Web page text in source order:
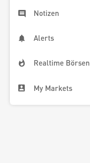
Notizen
Alerts
Realtime Börsen
My Markets